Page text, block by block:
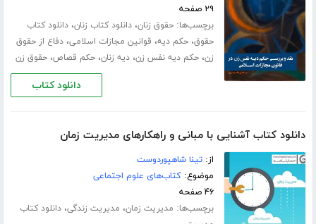
۲۹ صفحه
برچسب‌ها:حقوق زنان،دانلود کتاب زنان،دانلود کتاب
حقوق،حکم دیه، قوانین مجازات اسلامی،دفاع از حقوق
زن،حکم دیه نفس زن،دیه زنان،حکم قصاص،حقوق زن
دانلود کتاب
دانلود کتاب آشنایی با مبانی و راهکارهای مدیریت زمان
از:تینا شاهپوردوست
موضوع:کتاب‌های علوم اجتماعی
۴۶ صفحه
برچسب‌ها: مدیریت زمان، مدیریت زندگی،دانلود کتاب